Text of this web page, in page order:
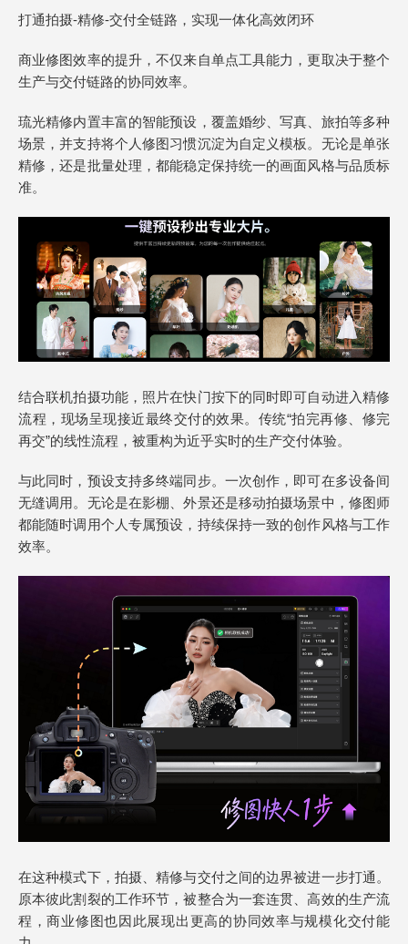
打通拍摄-精修-交付全链路，实现一体化高效闭环
商业修图效率的提升，不仅来自单点工具能力，更取决于整个
生产与交付链路的协同效率。
琉光精修内置丰富的智能预设，覆盖婚纱、写真、旅拍等多种
场景，并支持将个人修图习惯沉淀为自定义模板。无论是单张
精修，还是批量处理，都能稳定保持统一的画面风格与品质标
准。
结合联机拍摄功能，照片在快门按下的同时即可自动进入精修
流程，现场呈现接近最终交付的效果。传统“拍完再修、修完
再交”的线性流程，被重构为近乎实时的生产交付体验。
与此同时，预设支持多终端同步。一次创作，即可在多设备间
无缝调用。无论是在影棚、外景还是移动拍摄场景中，修图师
都能随时调用个人专属预设，持续保持一致的创作风格与工作
效率。
在这种模式下，拍摄、精修与交付之间的边界被进一步打通。
原本彼此割裂的工作环节，被整合为一套连贯、高效的生产流
程，商业修图也因此展现出更高的协同效率与规模化交付能